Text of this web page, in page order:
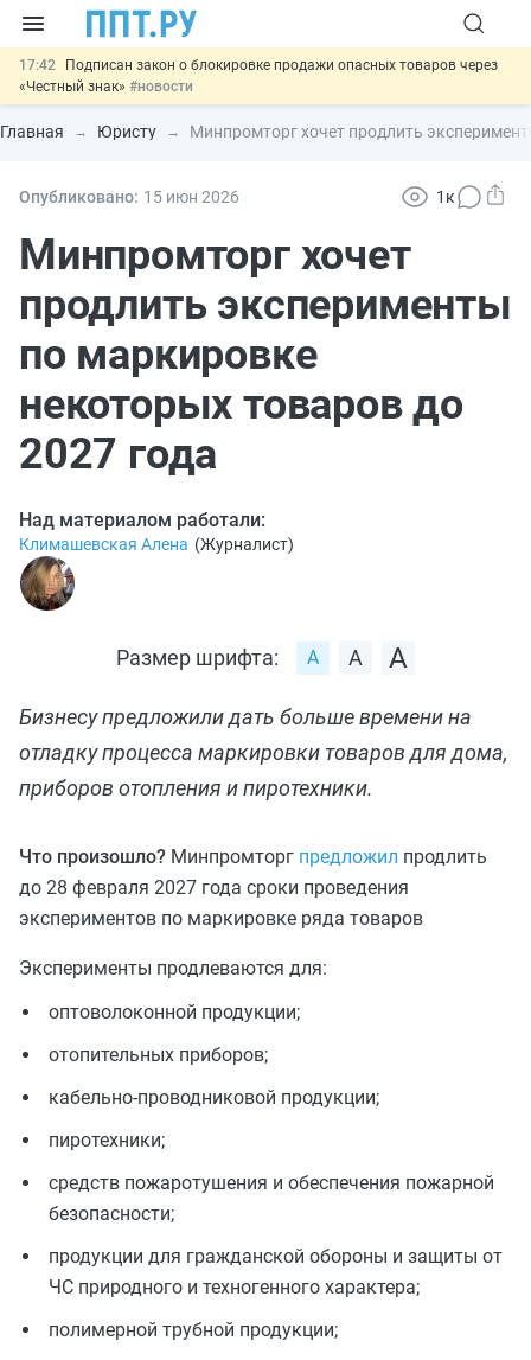
17:42
Подписан закон о блокировке продажи опасных товаров через
«Честный знак» #новости
17:17 Дистанционную работу беременных пропишут в ТК РФ#новости
15:25 Изменят правила контроля за подрядчиками ИЖС с эскроу-
11:31
отношений #новости
Главная Юристу Минпромторг хочет продлить
Опубликовано: 15 июн 2026 1к
Минпромторг хочет
продлить эксперименты
по маркировке
некоторых товаров до
2027 года
Над материалом работали:
Климашевская Алена (Журналист)
Размер шрифта:
Бизнесу предложили дать больше времени на
отладку процесса маркировки товаров для дома,
приборов отопления и пиротехники.
Что произошло? Минпромторг предложил продлить
до 28 февраля 2027 года сроки проведения
экспериментов по маркировке ряда товаров
Эксперименты продлеваются для:
оптоволоконной продукции;
отопительных приборов;
кабельно-проводниковой продукции;
пиротехники;
средств пожаротушения и обеспечения пожарной
безопасности;
продукции для гражданской обороны и защиты от
ЧС природного и техногенного характера;
полимерной трубной продукции;